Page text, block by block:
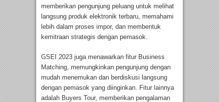
memberikan pengunjung peluang untuk melihat
langsung produk elektronik terbaru, memahami
lebih dalam proses impor, dan membentuk
kemitraan strategis dengan pemasok.
GSEI 2023 juga menawarkan fitur Business
Matching, memungkinkan pengunjung dengan
mudah menemukan dan berdiskusi langsung
dengan pemasok yang diinginkan. Fitur lainnya
adalah Buyers Tour, memberikan pengalaman